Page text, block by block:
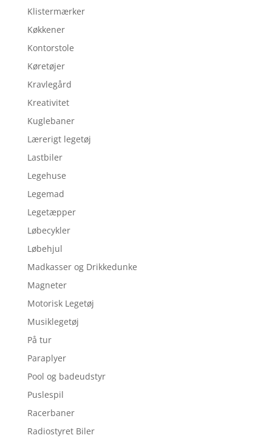
Klistermærker
Køkkener
Kontorstole
Køretøjer
Kravlegård
Kreativitet
Kuglebaner
Lærerigt legetøj
Lastbiler
Legehuse
Legemad
Legetæpper
Løbecykler
Løbehjul
Madkasser og Drikkedunke
Magneter
Motorisk Legetøj
Musiklegetøj
På tur
Paraplyer
Pool og badeudstyr
Puslespil
Racerbaner
Radiostyret Biler